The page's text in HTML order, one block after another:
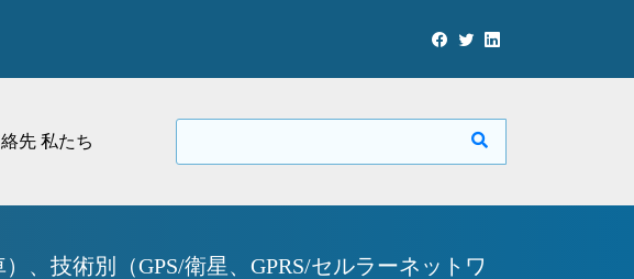
先 私たち
、技術別（GPS/衛星、GPRS/セルラーネットワ